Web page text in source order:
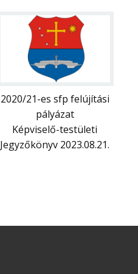
2020/21-es sfp felújítási
pályázat
Képviselő-testületi
Jegyzőkönyv 2023.08.21.